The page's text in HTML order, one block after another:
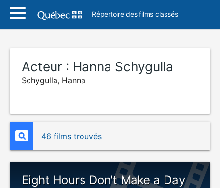
Répertoire des films classés
Acteur : Hanna Schygulla
Schygulla, Hanna
46 films trouvés
Eight Hours Don't Make a Day